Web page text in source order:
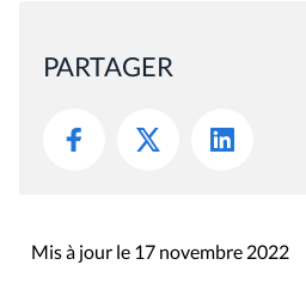
PARTAGER
Mis à jour le 17 novembre 2022